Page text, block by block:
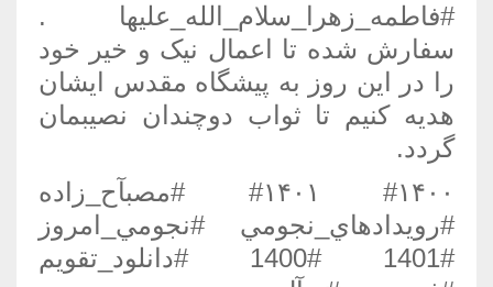
#فاطمه_زهرا_سلام_الله_علیها .
سفارش شده تا اعمال نیک و خیر خود
را در این روز به پیشگاه مقدس ایشان
هدیه کنیم تا ثواب دوچندان نصیبمان
گردد.
#۱۴۰۰ #۱۴۰۱ #مصبآح_زاده
#رويدادهاي_نجومي #نجومي_امروز
#1401 #1400 #دانلود_تقويم